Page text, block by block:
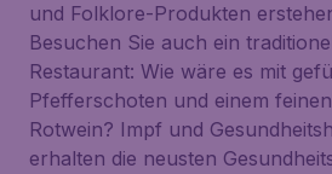
und Folklore-Produkten
Besuchen Sie auch ein
Restaurant: Wie wäre es mit
Pfefferschoten und einem
Rotwein? Impf und
erhalten die neusten